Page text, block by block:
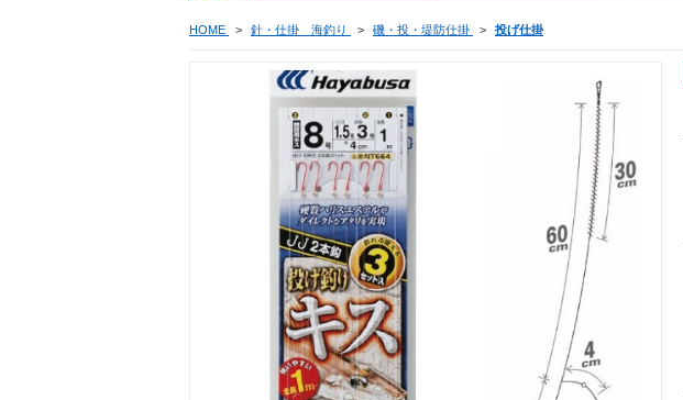
HOME > 針・仕掛 海釣り > 磯・投・堤防仕掛 > 投げ仕掛